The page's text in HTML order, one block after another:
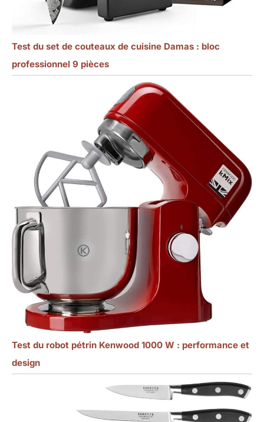
Test du set de couteaux de cuisine Damas : bloc
professionnel 9 pièces
Test du robot pétrin Kenwood 1000 W : performance et
design